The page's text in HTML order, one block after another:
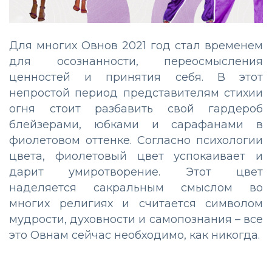
Для многих Овнов 2021 год стал временем
для осознанности, переосмысления
ценностей и принятия себя. В этот
непростой период представителям стихии
огня стоит разбавить свой гардероб
блейзерами, юбками и сарафанами в
фиолетовом оттенке. Согласно психологии
цвета, фиолетовый цвет успокаивает и
дарит умиротворение. Этот цвет
наделяется сакральным смыслом во
многих религиях и считается символом
мудрости, духовности и самопознания – все
это Овнам сейчас необходимо, как никогда.